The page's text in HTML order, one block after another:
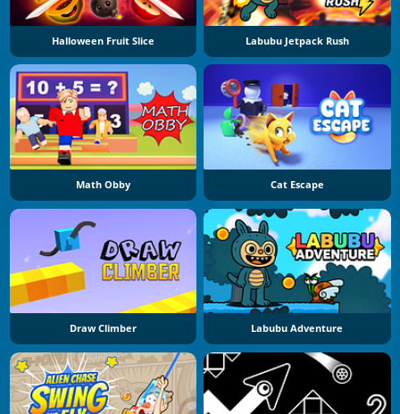
Halloween Fruit Slice Labubu Jetpack Rush
Math Obby Cat Escape
Draw Climber Labubu Adventure